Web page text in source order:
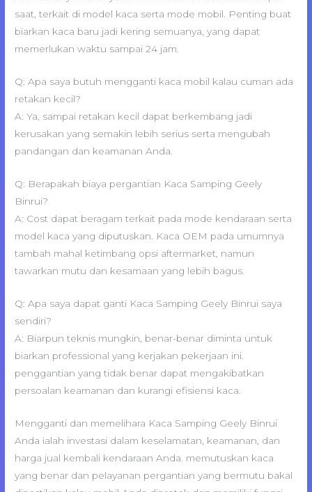
saat, terkait di model kaca serta mode mobil. Penting buat
biarkan kaca baru jadi kering semuanya, yang dapat
memerlukan waktu sampai 24 jam.
Q: Apa saya butuh mengganti kaca mobil kalau cuman ada
retakan kecil?
A: Ya, sampai retakan kecil dapat berkembang jadi
kerusakan yang semakin lebih serius serta mengubah
pandangan dan keamanan Anda.
Q: Berapakah biaya pergantian Kaca Samping Geely
Binrui?
A: Cost dapat beragam terkait pada mode kendaraan serta
model kaca yang diputuskan. Kaca OEM pada umumnya
tambah mahal ketimbang opsi aftermarket, namun
tawarkan mutu dan kesamaan yang lebih bagus.
Q: Apa saya dapat ganti Kaca Samping Geely Binrui saya
sendiri?
A: Biarpun teknis mungkin, benar-benar diminta untuk
biarkan professional yang kerjakan pekerjaan ini.
penggantian yang tidak benar dapat mengakibatkan
persoalan keamanan dan kurangi efisiensi kaca.
Mengganti dan memelihara Kaca Samping Geely Binrui
Anda ialah investasi dalam keselamatan, keamanan, dan
harga jual kembali kendaraan Anda. memutuskan kaca
yang benar dan pelayanan pergantian yang bermutu bakal